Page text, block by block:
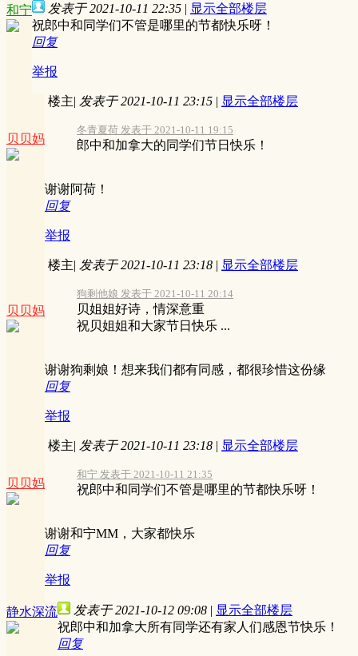
和宁 发表于 2021-10-11 22:35 | 显示全部楼层
祝郎中和同学们不管是哪里的节都快乐呀！
回复
举报
贝贝妈
楼主| 发表于 2021-10-11 23:15 | 显示全部楼层
冬青夏荷 发表于 2021-10-11 19:15
郎中和加拿大的同学们节日快乐！
谢谢阿荷！
回复
举报
贝贝妈
楼主| 发表于 2021-10-11 23:18 | 显示全部楼层
狗剩他娘 发表于 2021-10-11 20:14
贝姐姐好诗，情深意重
祝贝姐姐和大家节日快乐 ...
谢谢狗剩娘！想来我们都有同感，都很珍惜这份缘
回复
举报
贝贝妈
楼主| 发表于 2021-10-11 23:18 | 显示全部楼层
和宁 发表于 2021-10-11 21:35
祝郎中和同学们不管是哪里的节都快乐呀！
谢谢和宁MM，大家都快乐
回复
举报
静水深流 发表于 2021-10-12 09:08 | 显示全部楼层
祝郎中和加拿大所有同学还有家人们感恩节快乐！
回复